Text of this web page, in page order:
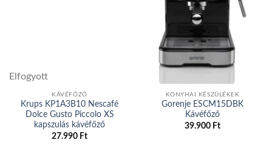
Elfogyott
KÁVÉFŐZŐ
Krups KP1A3B10 Nescafé
Dolce Gusto Piccolo XS
kapszulás kávéfőző
27.990 Ft
Add to
wishlist
KONYHAI KÉSZÜLÉKEK
Gorenje ESCM15DBK
Kávéfőző
39.900 Ft